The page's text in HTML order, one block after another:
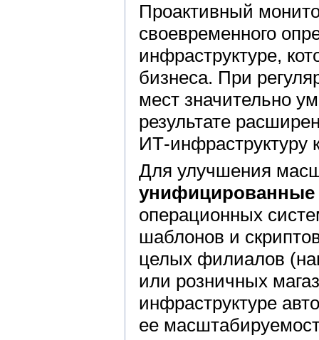
Проактивный
своевременного
инфраструктуре,
бизнеса. При
мест значительно
результате
ИТ-инфраструктуру
Для улучшения
операционных
шаблонов и
целых филиалов
или розничных
инфраструктуре
ее